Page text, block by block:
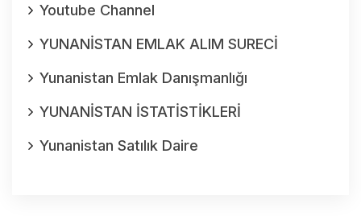
Youtube Channel
YUNANİSTAN EMLAK ALIM SURECİ
Yunanistan Emlak Danışmanlığı
YUNANİSTAN İSTATİSTİKLERİ
Yunanistan Satılık Daire